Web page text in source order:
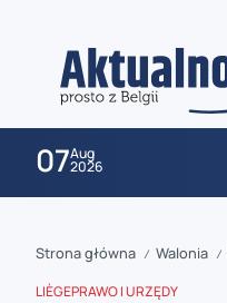
07Aug
2026
Strona główna / Walonia /
LIÈGEPRAWO I URZĘDY